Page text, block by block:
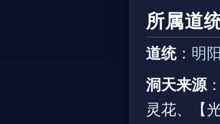
所属道
道统： 明
洞天来源
灵花、【